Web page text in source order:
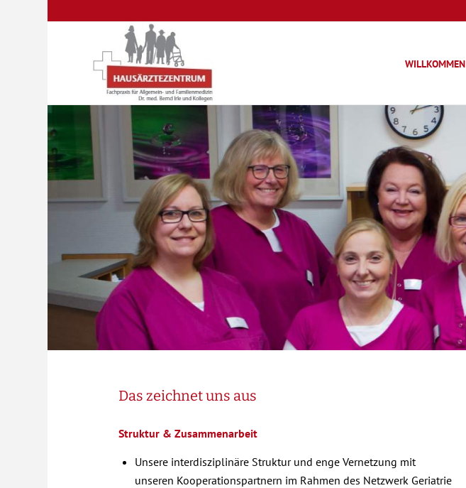
WILLKOMMEN
Das zeichnet uns aus
Struktur & Zusammenarbeit
Unsere interdisziplinäre Struktur und enge Vernetzung mit
unseren Kooperationspartnern im Rahmen des Netzwerk Geriatrie